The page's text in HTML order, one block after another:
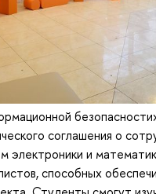
соглашения о
электроники и
способных